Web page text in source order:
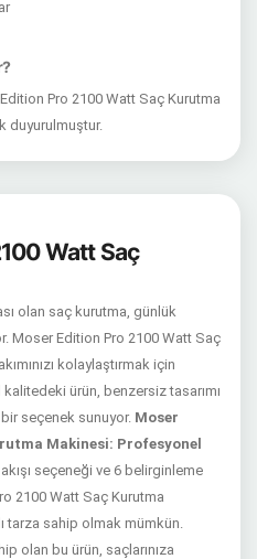
Pro 2100 Watt Saç Kurutma
duyurulmuştur.
Watt Saç
olan saç kurutma, günlük
Moser Edition Pro 2100 Watt Saç
kolaylaştırmak için
ürün, benzersiz tasarımı
seçenek sunuyor. Moser
Makinesi: Profesyonel
seçeneği ve 6 belirginleme
2100 Watt Saç Kurutma
tarza sahip olmak mümkün.
olan bu ürün, saçlarınıza